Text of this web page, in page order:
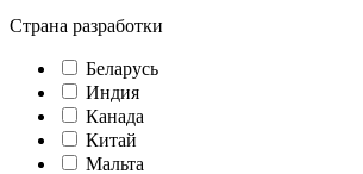
Страна разработки
Беларусь
Индия
Канада
Китай
Мальта